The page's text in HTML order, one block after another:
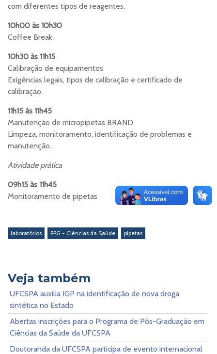
com diferentes tipos de reagentes.
10h00 às 10h30
Coffee Break
10h30 às 11h15
Calibração de equipamentos
Exigências legais, tipos de calibração e certificado de
calibração.
11h15 às 11h45
Manutenção de micropipetas BRAND
Limpeza, monitoramento, identificação de problemas e
manutenção.
Atividade prática
09h15 às 11h45
Monitoramento de pipetas
laboratórios PPG - Ciências da Saúde pipetas
Veja também
UFCSPA auxilia IGP na identificação de nova droga
sintética no Estado
Abertas inscrições para o Programa de Pós-Graduação em
Ciências da Saúde da UFCSPA
Doutoranda da UFCSPA participa de evento internacional